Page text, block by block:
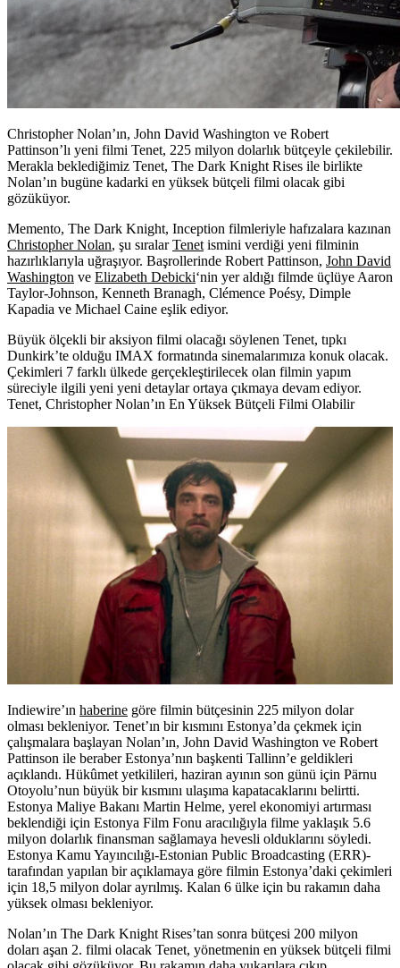
Christopher Nolan’ın, John David Washington ve Robert
Pattinson’lı yeni filmi Tenet, 225 milyon dolarlık bütçeyle çekilebilir.
Merakla beklediğimiz Tenet, The Dark Knight Rises ile birlikte
Nolan’ın bugüne kadarki en yüksek bütçeli filmi olacak gibi
gözüküyor.
Memento, The Dark Knight, Inception filmleriyle hafızalara kazınan
Christopher Nolan, şu sıralarTenet ismini verdiği yeni filminin
hazırlıklarıyla uğraşıyor. Başrollerinde Robert Pattinson, John David
Washington ve Elizabeth Debicki‘nin yer aldığı filmde üçlüye Aaron
Taylor-Johnson, Kenneth Branagh, Clémence Poésy, Dimple
Kapadia ve Michael Caine eşlik ediyor.
Büyük ölçekli bir aksiyon filmi olacağı söylenen Tenet, tıpkı
Dunkirk’te olduğu IMAX formatında sinemalarımıza konuk olacak.
Çekimleri 7 farklı ülkede gerçekleştirilecek olan filmin yapım
süreciyle ilgili yeni yeni detaylar ortaya çıkmaya devam ediyor.
Tenet, Christopher Nolan’ın En Yüksek Bütçeli Filmi Olabilir
Indiewire’ın haberine göre filmin bütçesinin 225 milyon dolar
olması bekleniyor. Tenet’ın bir kısmını Estonya’da çekmek için
çalışmalara başlayan Nolan’ın, John David Washington ve Robert
Pattinson ile beraber Estonya’nın başkenti Tallinn’e geldikleri
açıklandı. Hükûmet yetkilileri, haziran ayının son günü için Pärnu
Otoyolu’nun büyük bir kısmını ulaşıma kapatacaklarını belirtti.
Estonya Maliye Bakanı Martin Helme, yerel ekonomiyi artırması
beklendiği için Estonya Film Fonu aracılığıyla filme yaklaşık 5.6
milyon dolarlık finansman sağlamaya hevesli olduklarını söyledi.
Estonya Kamu Yayıncılığı-Estonian Public Broadcasting (ERR)-
tarafından yapılan bir açıklamaya göre filmin Estonya’daki çekimleri
için 18,5 milyon dolar ayrılmış. Kalan 6 ülke için bu rakamın daha
yüksek olması bekleniyor.
Nolan’ın The Dark Knight Rises’tan sonra bütçesi 200 milyon
doları aşan 2. filmi olacak Tenet, yönetmenin en yüksek bütçeli filmi